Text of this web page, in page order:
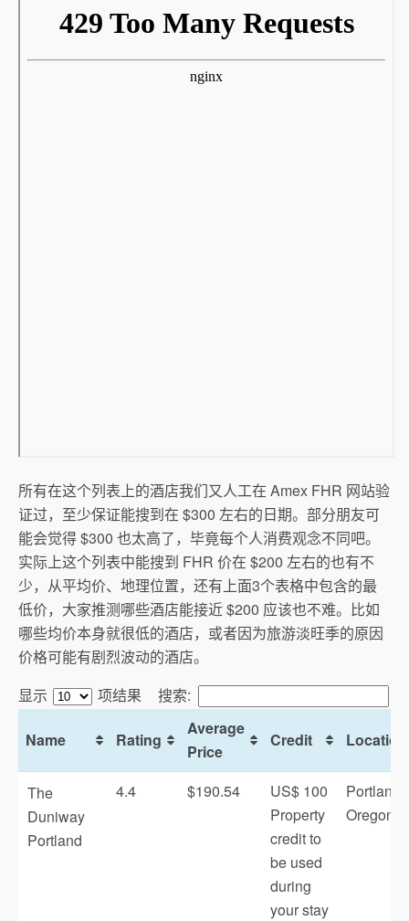
所有在这个列表上的酒店我们又人工在 Amex FHR 网站验
证过，至少保证能搜到在 $300 左右的日期。部分朋友可
能会觉得 $300 也太高了，毕竟每个人消费观念不同吧。
实际上这个列表中能搜到 FHR 价在 $200 左右的也有不
少，从平均价、地理位置，还有上面3个表格中包含的最
低价，大家推测哪些酒店能接近 $200 应该也不难。比如
哪些均价本身就很低的酒店，或者因为旅游淡旺季的原因
价格可能有剧烈波动的酒店。
显示
项结果 搜索:
Name Rating
Average
Price
Credit Location
The
Duniway
Portland
4.4 $190.54
US$ 100
Property
credit to
be used
during
your stay
Portland,
Oregon